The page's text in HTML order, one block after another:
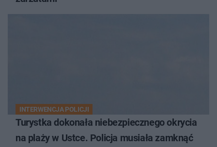
INTERWENCJA POLICJI
Turystka dokonała niebezpiecznego okrycia
na plaży w Ustce. Policja musiała zamknąć